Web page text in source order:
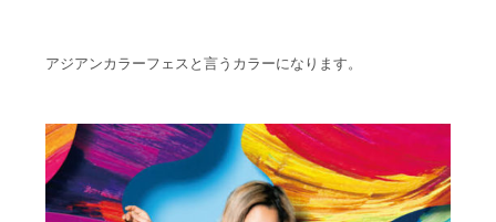
アジアンカラーフェスと言うカラーになります。